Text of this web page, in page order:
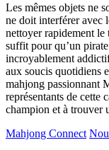
Les mêmes objets ne
ne doit interférer avec
nettoyer rapidement le
suffit pour qu’un
incroyablement
aux soucis quotidiens
mahjong passionnant
représentants de cette
champion et à trouver
Mahjong Connect